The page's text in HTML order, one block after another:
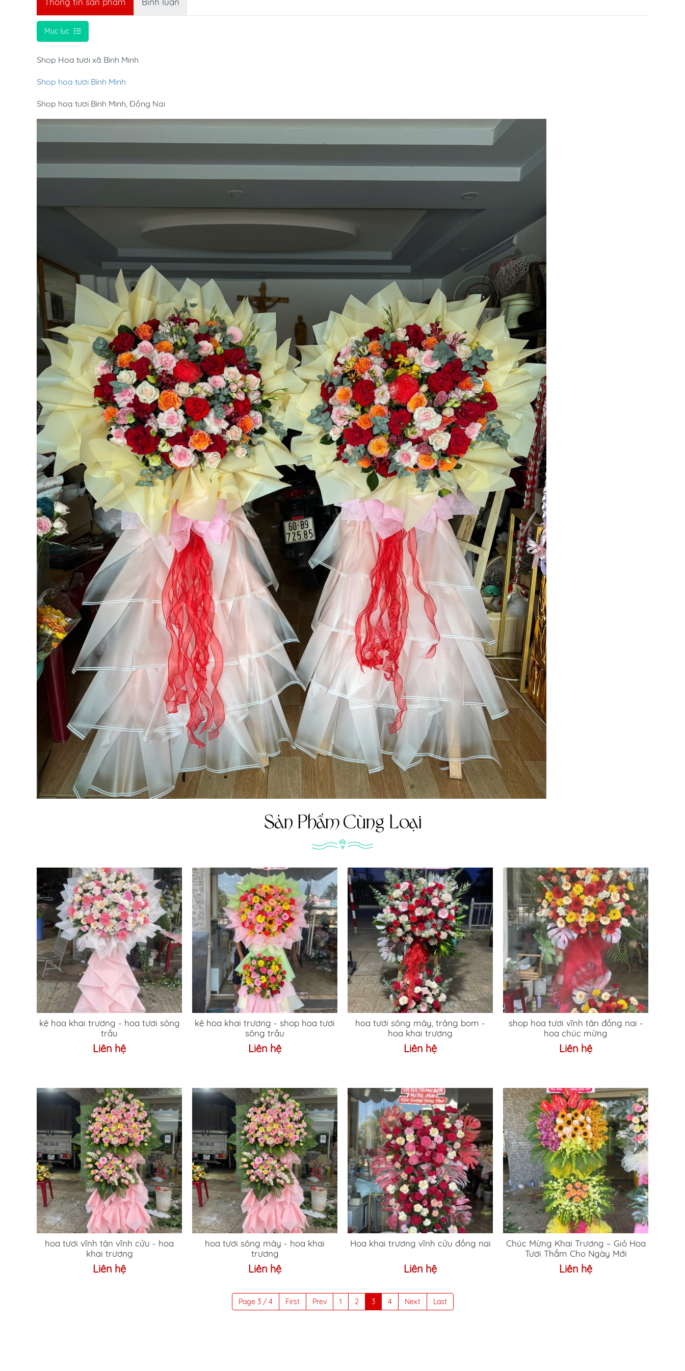
Mục lục
Shop Hoa tươi xã Bình Minh
Shop hoa tươi Bình Minh
Shop hoa tươi Bình Minh, Đồng Nai
Sản Phẩm Cùng Loại
kệ hoa khai trương - hoa tươi sông
trầu
Liên hệ
kệ hoa khai trương - shop hoa tươi
sông trầu
Liên hệ
hoa tươi sông mây, trảng bom -
hoa khai trương
Liên hệ
shop hoa tươi vĩnh tân đồng nai -
hoa chúc mừng
Liên hệ
hoa tươi vĩnh tân vĩnh cửu - hoa
khai trương
Liên hệ
hoa tươi sông mây - hoa khai
trương
Liên hệ
Hoa khai trương vĩnh cửu đồng nai
Liên hệ
Chúc Mừng Khai Trương – Giỏ Hoa
Tươi Thắm Cho Ngày Mới
Liên hệ
Page 3 / 4 First Prev 1 2 3 4 Next Last